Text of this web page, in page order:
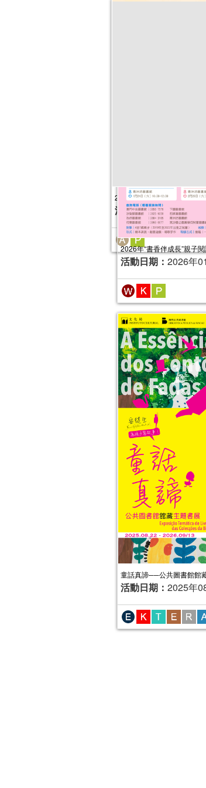
2026年“書香伴成長”親子
活動日期： 2026年
童話真諦──公共圖書館館
活動日期： 2025年
2025年故事天地
活動日期：2025年01
2024年“書香伴成長”親子閲讀
(1-3月)
活動日期：2024年01